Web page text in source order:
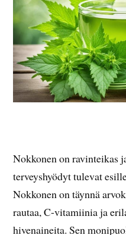
Nokkonen on ravinteikas
terveyshyödyt tulevat
Nokkonen on täynnä
rautaa, C-vitamiinia ja
hivenaineita. Sen